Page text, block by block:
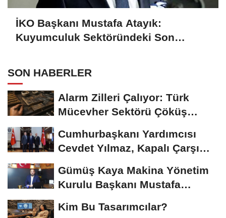
İKO Başkanı Mustafa Atayık:
Kuyumculuk Sektöründeki Son
SON HABERLER
Alarm Zilleri Çalıyor: Türk
Mücevher Sektörü Çöküş
Cumhurbaşkanı Yardımcısı
Cevdet Yılmaz, Kapalı Çarşı
Gümüş Kaya Makina Yönetim
Kurulu Başkanı Mustafa
Kim Bu Tasarımcılar?